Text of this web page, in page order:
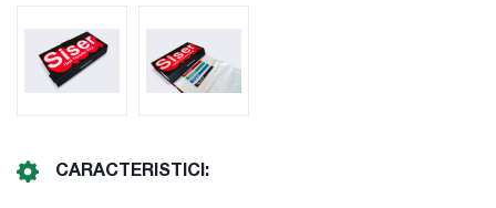
CARACTERISTICI: